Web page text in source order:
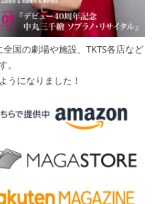
国の劇場や施設、TKTS各店など
うになりました！